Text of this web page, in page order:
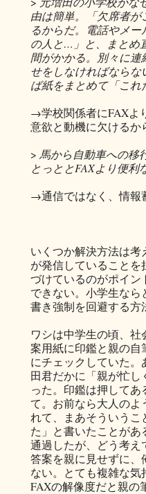
由は簡単。「欠席者
るからだ。電話やメ
の人と…」と、まとめ
間がかかる。別々に
せをしなければならな
ば紙をまとめて「これ
→学校関係者にFAXよ
意欲と動機に欠けるか
> 馬から自動車への移
とっととFAXより便利
→通信ではなく、情報
いくつか解決方法は
が発信していること
づけているのがポイ
できない。小学生な
書き強制を回避する方
ワシは中学生の頃、
案用紙に印鑑と親の
にチェックしていた
田君だかに「親が忙
った。印鑑は押して
て。お前なら大人の
れて、まあそういうこ
た」と書いたことがあ
通過したが、どう考え
答案を親に見せずに、
ない。とても複雑な気
FAXの解像度だと親の